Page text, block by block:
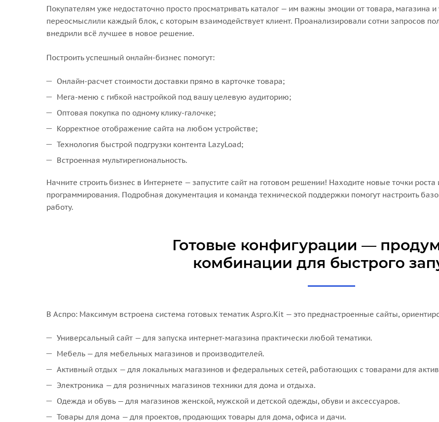
Покупателям уже недостаточно просто просматривать каталог — им важны эмоции от товара, магазина
переосмыслили каждый блок, с которым взаимодействует клиент. Проанализировали сотни запросов
внедрили всё лучшее в новое решение.
Построить успешный онлайн-бизнес помогут:
Онлайн-расчет стоимости доставки прямо в карточке товара;
Мега-меню с гибкой настройкой под вашу целевую аудиторию;
Оптовая покупка по одному клику-галочке;
Корректное отображение сайта на любом устройстве;
Технология быстрой подгрузки контента LazyLoad;
Встроенная мультирегиональность.
Начните строить бизнес в Интернете — запустите сайт на готовом решении! Находите новые точки
программирования. Подробная документация и команда технической поддержки помогут настроить
работу.
В Аспро: Максимум встроена система готовых тематик Aspro.Kit — это преднастроенные сайты,
Универсальный сайт — для запуска интернет-магазина практически любой тематики.
Мебель — для мебельных магазинов и производителей.
Активный отдых — для локальных магазинов и федеральных сетей, работающих с товарами для
Электроника — для розничных магазинов техники для дома и отдыха.
Одежда и обувь — для магазинов женской, мужской и детской одежды, обуви и аксессуаров.
Товары для дома — для проектов, продающих товары для дома, офиса и дачи.